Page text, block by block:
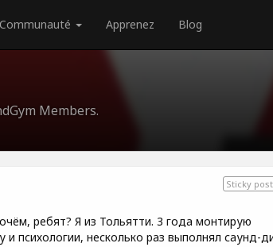
Communauté Apprenez Blog
Members.
Sticky post
ребят? Я из Тольятти. 3 года монтирую
и психологии, несколько раз выполнял саунд-